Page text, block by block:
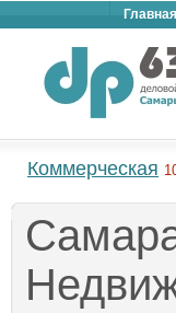
Главная
Коммерческая